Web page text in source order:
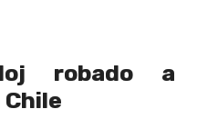
robado a
Chile